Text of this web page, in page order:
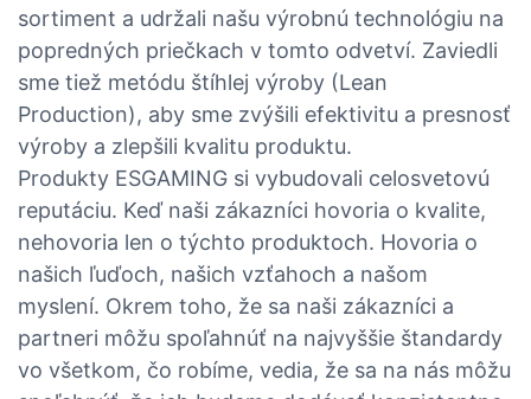
sortiment a udržali našu výrobnú technológiu na
popredných priečkach v tomto odvetví. Zaviedli
sme tiež metódu štíhlej výroby (Lean
Production), aby sme zvýšili efektivitu a presnosť
výroby a zlepšili kvalitu produktu.
Produkty ESGAMING si vybudovali celosvetovú
reputáciu. Keď naši zákazníci hovoria o kvalite,
nehovoria len o týchto produktoch. Hovoria o
našich ľuďoch, našich vzťahoch a našom
myslení. Okrem toho, že sa naši zákazníci a
partneri môžu spoľahnúť na najvyššie štandardy
vo všetkom, čo robíme, vedia, že sa na nás môžu